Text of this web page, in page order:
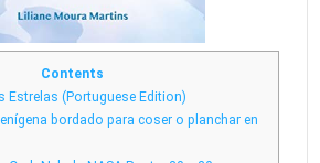
Contents
Estrelas (Portuguese Edition)
bordado para coser o planchar en